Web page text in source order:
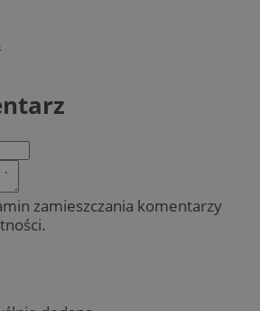
zamieszczania komentarzy